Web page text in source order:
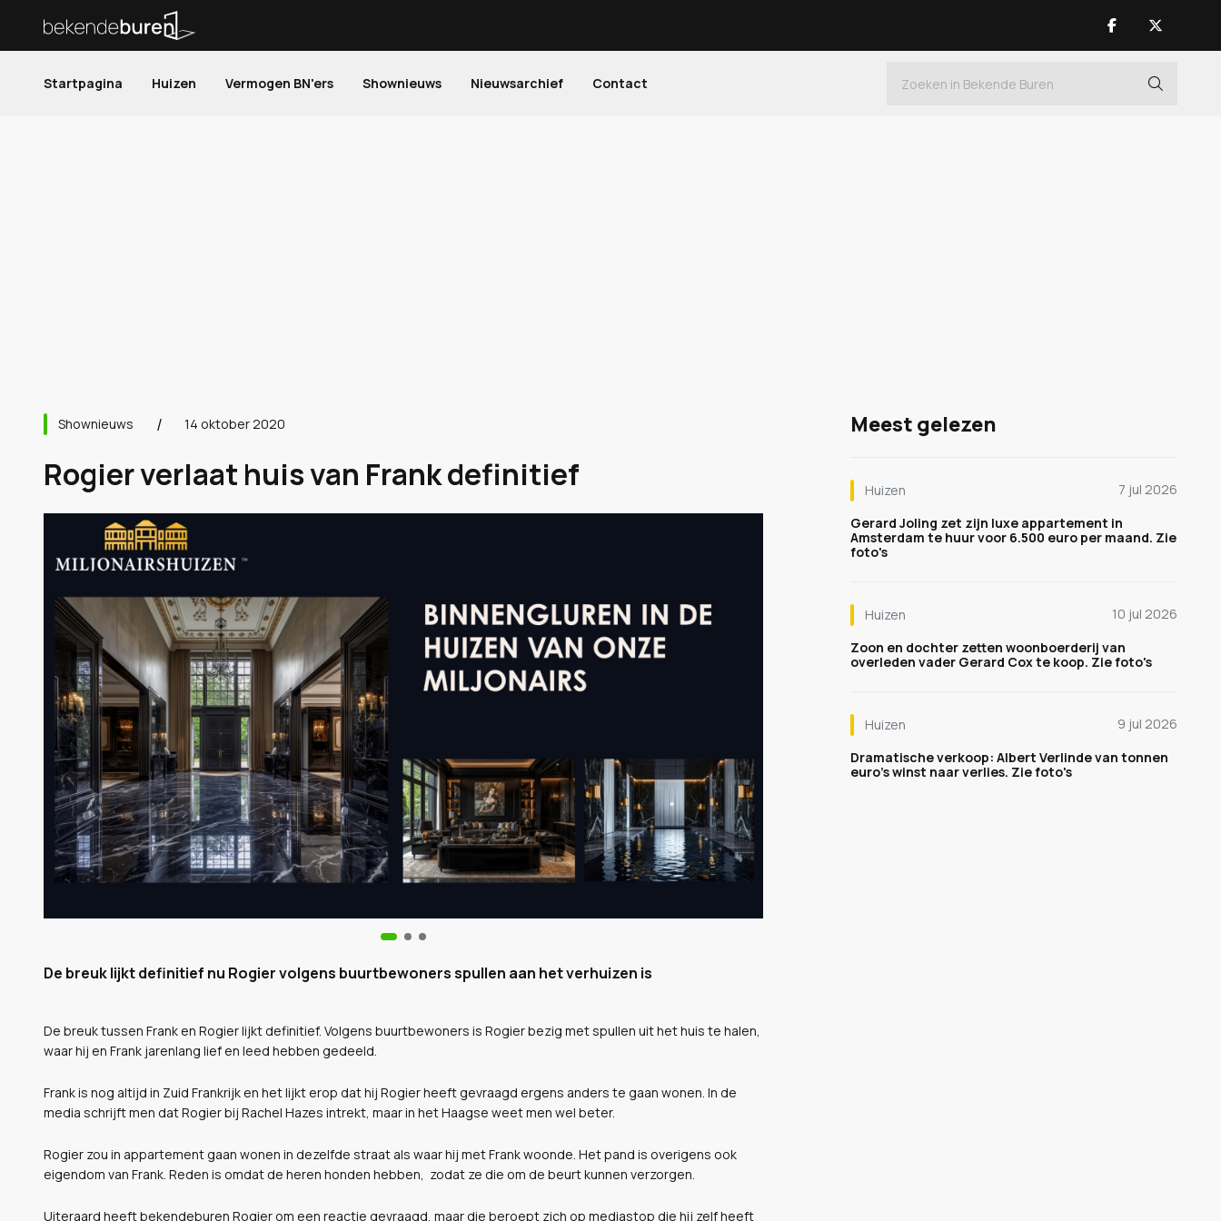
Startpagina Huizen Vermogen BN'ers Shownieuws Nieuwsarchief Contact
Shownieuws 14 oktober 2020
Rogier verlaat huis van Frank definitief
De breuk lijkt definitief nu Rogier volgens buurtbewoners spullen aan het verhuizen is
De breuk tussen Frank en Rogier lijkt definitief. Volgens buurtbewoners is Rogier bezig met spullen uit het huis te halen,
waar hij en Frank jarenlang lief en leed hebben gedeeld.
Frank is nog altijd in Zuid Frankrijk en het lijkt erop dat hij Rogier heeft gevraagd ergens anders te gaan wonen. In de
media schrijft men dat Rogier bij Rachel Hazes intrekt, maar in het Haagse weet men wel beter.
Rogier zou in appartement gaan wonen in dezelfde straat als waar hij met Frank woonde. Het pand is overigens ook
eigendom van Frank. Reden is omdat de heren honden hebben, zodat ze die om de beurt kunnen verzorgen.
Uiteraard heeft bekendeburen Rogier om een reactie gevraagd, maar die beroept zich op mediastop die hij zelf heeft
Meest gelezen
Huizen
7 jul 2026
Gerard Joling zet zijn luxe appartement in
Amsterdam te huur voor 6.500 euro per maand. Zie
foto's
Huizen
10 jul 2026
Zoon en dochter zetten woonboerderij van
overleden vader Gerard Cox te koop. Zie foto's
Huizen
9 jul 2026
Dramatische verkoop: Albert Verlinde van tonnen
euro's winst naar verlies. Zie foto's